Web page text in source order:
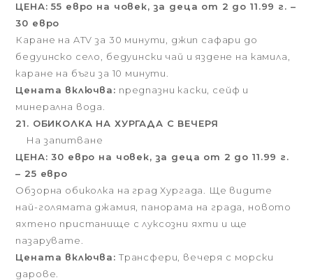
ЦЕНА: 55 евро на човек, за деца от 2 до 11.99 г. –
30 евро
Каране на ATV за 30 минути, джип сафари до
бедуинско село, бедуински чай и яздене на камила,
каране на бъги за 10 минути.
Цената включва: предпазни каски, сейф и
минерална вода.
21. ОБИКОЛКА НА ХУРГАДА С ВЕЧЕРЯ
На запитване
ЦЕНА: 30 евро на човек, за деца от 2 до 11.99 г.
– 25 евро
Обзорна обиколка на град Хургада. Ще видите
най-голямата джамия, панорама на града, новото
яхтено пристанище с луксозни яхти и ще
пазарувате.
Цената включва: Трансфери, вечеря с морски
дарове.